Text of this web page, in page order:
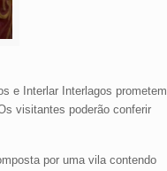
e Interlar Interlagos prometem
visitantes poderão conferir
por uma vila contendo